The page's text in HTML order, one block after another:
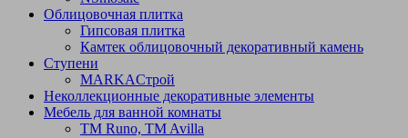
Облицовочная плитка
Гипсовая плитка
Камтек облицовочный декоративный камень
Ступени
МARKAСтрой
Неколлекционные декоративные элементы
Мебель для ванной комнаты
TM Runo, TM Avilla